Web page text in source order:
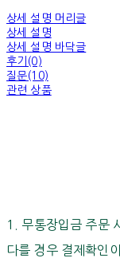
상세 설명 머리글
상세 설명
상세 설명 바닥글
후기(0)
질문(10)
관련 상품
1. 무통장입금 주문
다를 경우 결제확인